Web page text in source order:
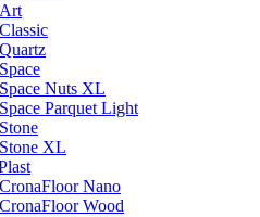
Art
Classic
Quartz
Space
Space Nuts XL
Space Parquet Light
Stone
Stone XL
CronaFloor Nano
CronaFloor Wood